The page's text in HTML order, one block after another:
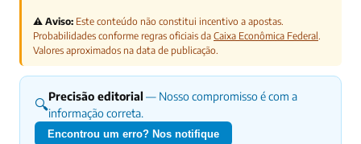
⚠️ Aviso: Este conteúdo não constitui incentivo a apostas.
Probabilidades conforme regras oficiais da Caixa Econômica Federal.
Valores aproximados na data de publicação.
🔍Precisão editorial — Nosso compromisso é com a
informação correta.
Encontrou um erro? Nos notifique